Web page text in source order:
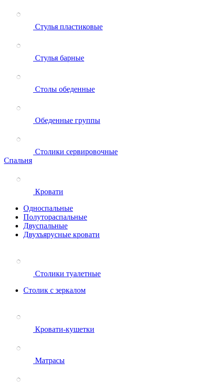
Стулья пластиковые
Стулья барные
Столы обеденные
Обеденные группы
Столики сервировочные
Спальня
Кровати
Односпальные
Полутораспальные
Двуспальные
Двухъярусные кровати
Столики туалетные
Столик с зеркалом
Кровати-кушетки
Матрасы